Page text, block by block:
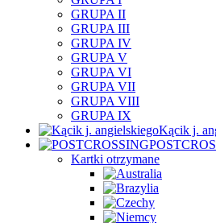
GRUPA II
GRUPA III
GRUPA IV
GRUPA V
GRUPA VI
GRUPA VII
GRUPA VIII
GRUPA IX
Kącik j.
Kartki otrzymane